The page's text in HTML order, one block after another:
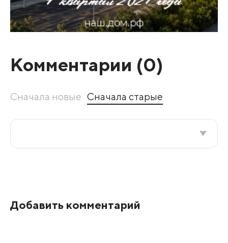
Комментарии (0)
Сначала новые Сначала старые
Добавить комментарий